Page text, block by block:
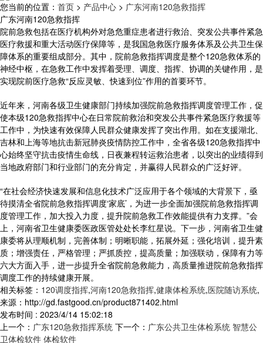
您当前的位置： 首页 > 产品中心 > 广东河南120急救指挥
广东河南120急救指挥
院前急救包括在医疗机构外对急危重症患者进行救治、突发公共事件紧急
医疗救援和重大活动医疗保障等，是我国急救医疗服务体系及公共卫生保
障体系的重要组成部分。其中，院前急救指挥调度是整个120急救体系的
神经中枢，在急救工作中发挥着受理、调度、指挥、协调的关键作用，是
实现院前医疗急救“反应灵敏、快速到位”作用的首要环节。
近年来，河南各级卫生健康部门持续加强院前急救指挥调度管理工作，促
使本级120急救指挥中心在日常院前救治和突发公共事件紧急医疗救援等
工作中，为快速有效保障人民群众健康发挥了突出作用。如在支援湖北、
吉林和上海等地抗击新冠肺炎疫情防控工作中，全省各级120急救指挥中
心始终坚守抗击疫情生命线，日夜兼程转运救治患者，以突出的业绩得到
当地政府部门和行业部门的充分肯定，并赢得人民群众的广泛好评。
“在社会经济快速发展和信息化技术广泛应用于各个领域的大背景下，亟
待摸清全省院前急救指挥调度‘家底’，为进一步全面加强院前急救指挥调
度管理工作，加大投入力度，提升院前急救工作效能提供有力支撑。”会
上，河南省卫生健康委医政医管处处长李红星说。下一步，河南省卫生健
康委将从理顺机制，完善体制；明晰职能，拓展外延；强化培训，提升素
质；增强责任，严格管理；严抓质控，提高质量；加强联动，保障有力等
六大方面入手，进一步提升全省院前急救能力，高质量推进院前急救指挥
调度工作的持续健康开展。
相关标签： 120调度指挥,河南120急救指挥,健康体检系统,医院随访系统,
来源：http://gd.fastgood.cn/product871402.html
发布时间 : 2023/4/14 15:02:18
上一个： 广东120急救指挥系统 下一个： 广东公共卫生体检系统 智慧公
卫体检软件 体检软件